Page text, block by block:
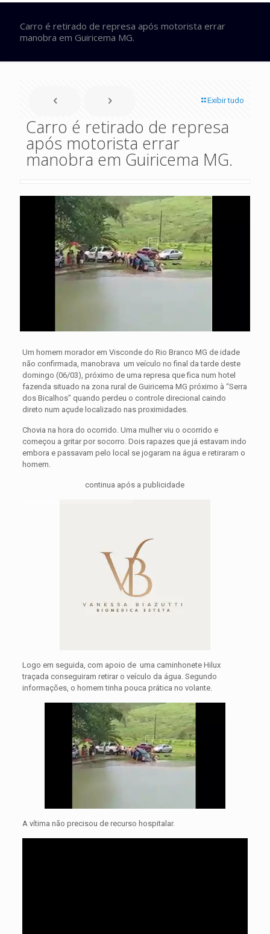
Carro é retirado de represa após motorista errar
manobra em Guiricema MG.
Exibir tudo
Carro é retirado de represa
após motorista errar
manobra em Guiricema MG.
Um homem morador em Visconde do Rio Branco MG de idade
não confirmada, manobrava um veículo no final da tarde deste
domingo (06/03), próximo de uma represa que fica num hotel
fazenda situado na zona rural de Guiricema MG próximo à “Serra
dos Bicalhos” quando perdeu o controle direcional caindo
direto num açude localizado nas proximidades.
Chovia na hora do ocorrido. Uma mulher viu o ocorrido e
começou a gritar por socorro. Dois rapazes que já estavam indo
embora e passavam pelo local se jogaram na água e retiraram o
homem.
continua após a publicidade
Logo em seguida, com apoio de uma caminhonete Hilux
traçada conseguiram retirar o veículo da água. Segundo
informações, o homem tinha pouca prática no volante.
A vítima não precisou de recurso hospitalar.